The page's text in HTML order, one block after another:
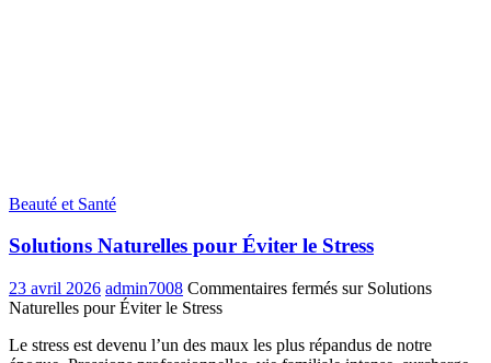
Beauté et Santé
Solutions Naturelles pour Éviter le Stress
23 avril 2026 admin7008 Commentaires fermés sur Solutions
Naturelles pour Éviter le Stress
Le stress est devenu l’un des maux les plus répandus de notre